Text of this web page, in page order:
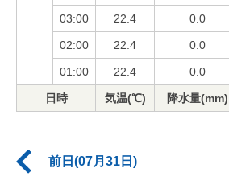
03:00 22.4 0.0
02:00 22.4 0.0
01:00 22.4 0.0
日時 気温(℃) 降水量(mm)
前日(07月31日)